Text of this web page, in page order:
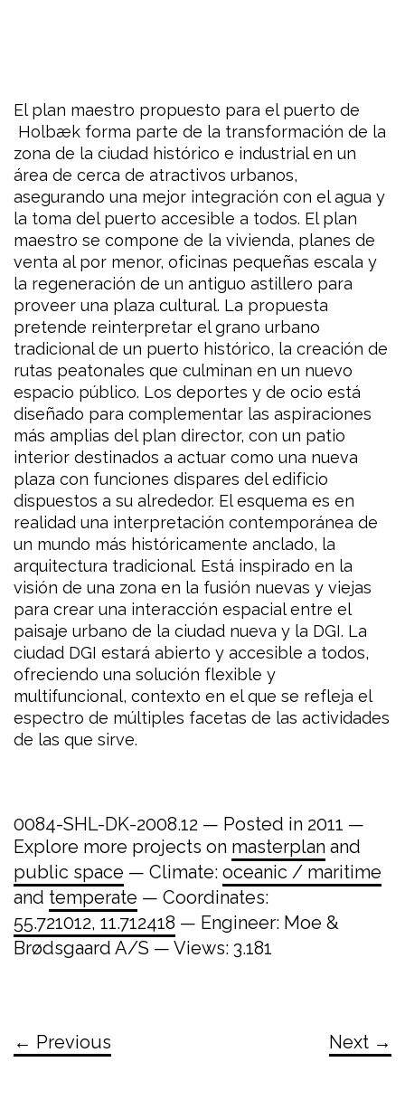
El plan maestro propuesto para el puerto de
Holbæk forma parte de la transformación de la
zona de la ciudad histórico e industrial en un
área de cerca de atractivos urbanos,
asegurando una mejor integración con el agua y
la toma del puerto accesible a todos. El plan
maestro se compone de la vivienda, planes de
venta al por menor, oficinas pequeñas escala y
la regeneración de un antiguo astillero para
proveer una plaza cultural. La propuesta
pretende reinterpretar el grano urbano
tradicional de un puerto histórico, la creación de
rutas peatonales que culminan en un nuevo
espacio público. Los deportes y de ocio está
diseñado para complementar las aspiraciones
más amplias del plan director, con un patio
interior destinados a actuar como una nueva
plaza con funciones dispares del edificio
dispuestos a su alrededor. El esquema es en
realidad una interpretación contemporánea de
un mundo más históricamente anclado, la
arquitectura tradicional. Está inspirado en la
visión de una zona en la fusión nuevas y viejas
para crear una interacción espacial entre el
paisaje urbano de la ciudad nueva y la DGI. La
ciudad DGI estará abierto y accesible a todos,
ofreciendo una solución flexible y
multifuncional, contexto en el que se refleja el
espectro de múltiples facetas de las actividades
de las que sirve.
0084-SHL-DK-2008.12 — Posted in 2011 —
Explore more projects on masterplan and
public space — Climate: oceanic / maritime
and temperate — Coordinates:
55.721012, 11.712418 — Engineer: Moe &
Brødsgaard A/S — Views: 3.181
← Previous Next →